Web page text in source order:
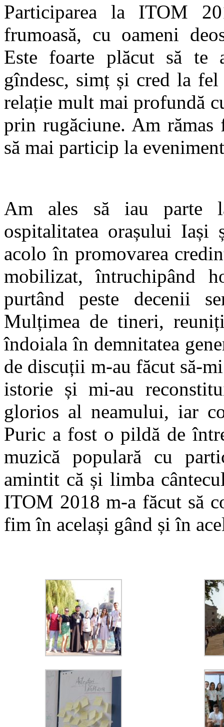
Participarea la ITOM
frumoasă, cu oameni
Este foarte plăcut să
gîndesc, simț și cred la
relație mult mai profundă
prin rugăciune. Am rămas
să mai particip la
Am ales să iau parte
ospitalitatea orașului
acolo în promovarea
mobilizat, întruchipând
purtând peste decenii
Mulțimea de tineri,
îndoiala în demnitatea
de discuții m-au făcut să-
istorie și mi-au
glorios al neamului, iar
Puric a fost o pildă de
muzică populară cu
amintit că și limba
ITOM 2018 m-a făcut să
fim în același gând și în